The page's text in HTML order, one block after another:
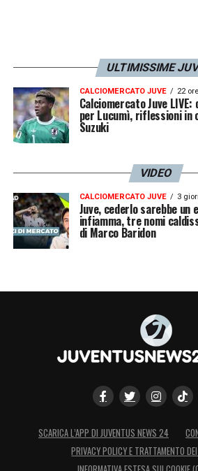
ULTIMISSIME
CALCIOMERCATO JUVE 22
Calciomercato Juve
per Lucumì, riflessioni
Suzuki
VIDEO
CALCIOMERCATO JUVE 3
Juve, cederlo sarebbe
infiamma, tre nomi
di Marco Baridon
SCARICA L’APP DI JUVENTUS NEWS 24
PRIVACY POLICY E TRATTAMENTO